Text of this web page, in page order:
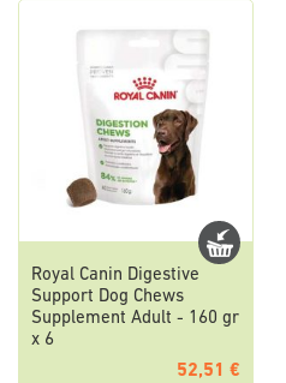
Royal Canin Digestive
Support Dog Chews
Supplement Adult - 160 gr
x 6
52,51 €